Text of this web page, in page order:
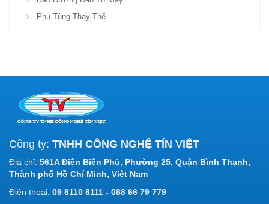
Phụ Tùng Thay Thế
Công ty: TNHH CÔNG NGHỆ TÍN VIỆT
Địa chỉ: 561A Điện Biên Phủ, Phường 25, Quận Bình Thạnh,
Thành phố Hồ Chí Minh, Việt Nam
Điện thoại: 09 8110 8111 - 088 66 79 779